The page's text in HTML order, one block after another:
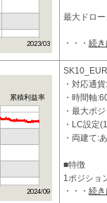
最大ドロ
・・・ 続
累積利益率
・対応通
・時間軸
・最大ポ
・LC設定
・両建て:
■特徴
1ポジショ
リスクを
・・・ 続